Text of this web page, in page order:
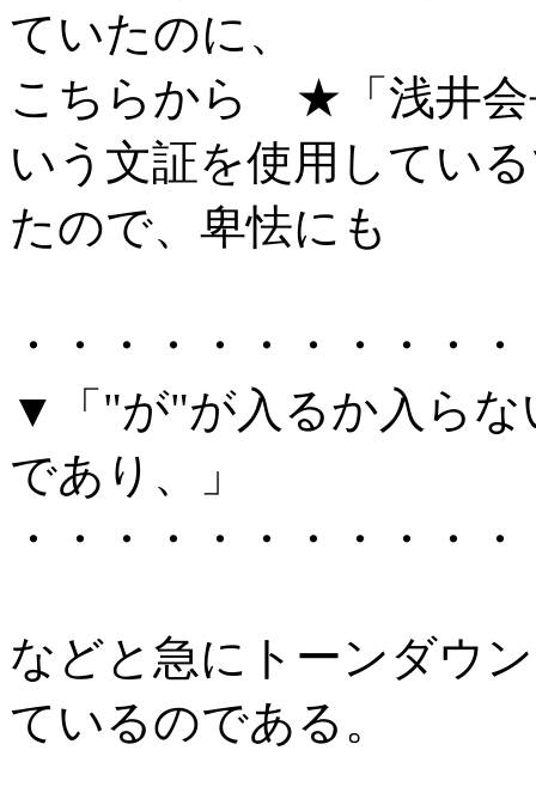
ていたのに、
こちらから ★「浅井
いう文証を使用してい
たので、卑怯にも
・・・・・・・・・・
▼「"が"が入るか入らな
であり、」
・・・・・・・・・・
などと急にトーンダウ
ているのである。